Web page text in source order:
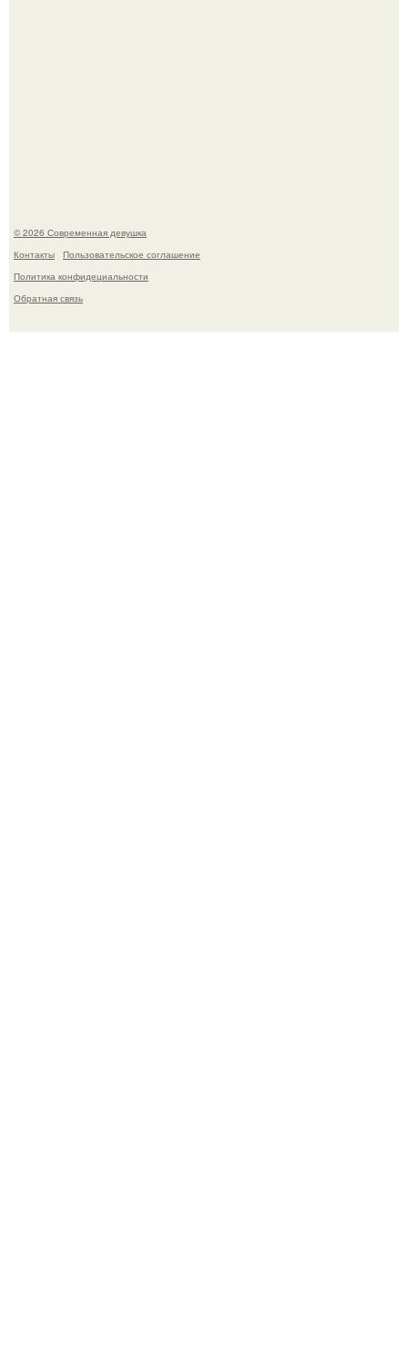
© 2026 Современная девушка
Контакты
Пользовательское соглашение
Политика конфидециальности
Обратная связь